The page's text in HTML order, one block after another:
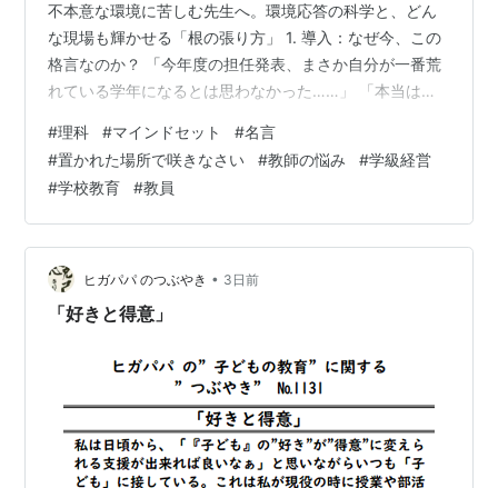
不本意な環境に苦しむ先生へ。環境応答の科学と、どん
な現場も輝かせる「根の張り方」 1. 導入：なぜ今、この
格言なのか？ 「今年度の担任発表、まさか自分が一番荒
れている学年になるとは思わなかった……」 「本当は得
問に回されてしまい、毎日が苦痛で仕方がない」 新年度
のスタートや人事異動の時期、あるいは日々の学級経営
の中で、そんな「置かれた環境への葛藤や不満」に、心
が暗く沈んでしまった経験はありませんか？ 教師という
仕事は、どれだけ熱意や希望があっても、担当する学
年、分掌、学級の生徒、保護者との相性な…
#理科 #マインドセット #名言
#置かれた場所で咲きなさい #教師の悩み #学級経営
#学校教育 #教員
ヒガパパ のつぶやき • 3日前
「好きと得意」